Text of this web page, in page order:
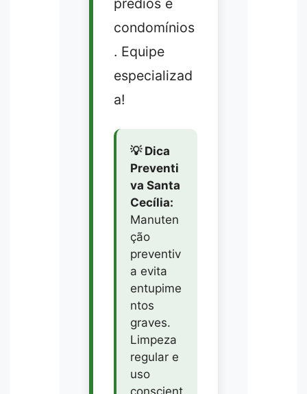
prédios e
condomínios
. Equipe
especializad
a!
💡 Dica
Preventi
va Santa
Cecília:
Manuten
ção
preventiv
a evita
entupime
ntos
graves.
Limpeza
regular e
uso